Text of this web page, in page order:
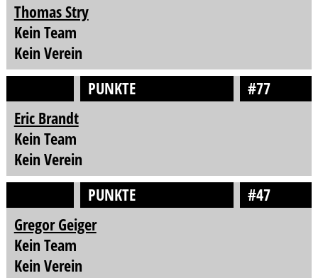
Thomas Stry
Kein Team
Kein Verein
PUNKTE
#77
Eric Brandt
Kein Team
Kein Verein
PUNKTE
#47
Gregor Geiger
Kein Team
Kein Verein